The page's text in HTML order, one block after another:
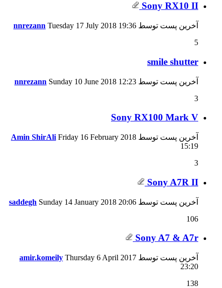
Sony RX10 II
آخرین پست توسط nnrezann Tuesday 17 July 2018 19:36
5
smile shutter
آخرین پست توسط nnrezann Sunday 10 June 2018 12:23
3
Sony RX100 Mark V
آخرین پست توسط Amin ShirAli Friday 16 February 2018
15:19
3
Sony A7R II
آخرین پست توسط saddegh Sunday 14 January 2018 20:06
106
Sony A7 & A7r
آخرین پست توسط amir.komeily Thursday 6 April 2017
23:20
138